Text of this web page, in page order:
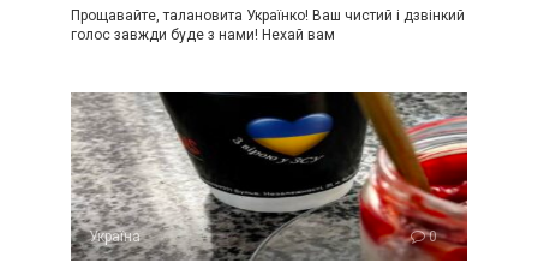
Прощавайте, талановита Українко! Ваш чистий і дзвінкий
голос завжди буде з нами! Нехай вам
Україна 0